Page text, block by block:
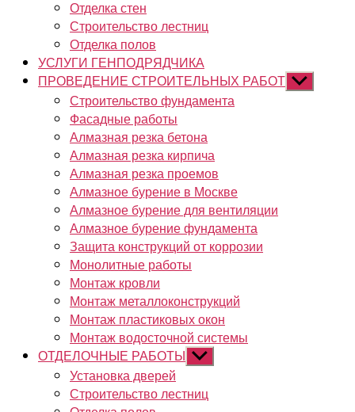
Отделка стен
Строительство лестниц
Отделка полов
УСЛУГИ ГЕНПОДРЯДЧИКА
ПРОВЕДЕНИЕ СТРОИТЕЛЬНЫХ РАБОТ Показывать
подменю
Строительство фундамента
Фасадные работы
Алмазная резка бетона
Алмазная резка кирпича
Алмазная резка проемов
Алмазное бурение в Москве
Алмазное бурение для вентиляции
Алмазное бурение фундамента
Защита конструкций от коррозии
Монолитные работы
Монтаж кровли
Монтаж металлоконструкций
Монтаж пластиковых окон
Монтаж водосточной системы
ОТДЕЛОЧНЫЕ РАБОТЫ Показывать
подменю
Установка дверей
Строительство лестниц